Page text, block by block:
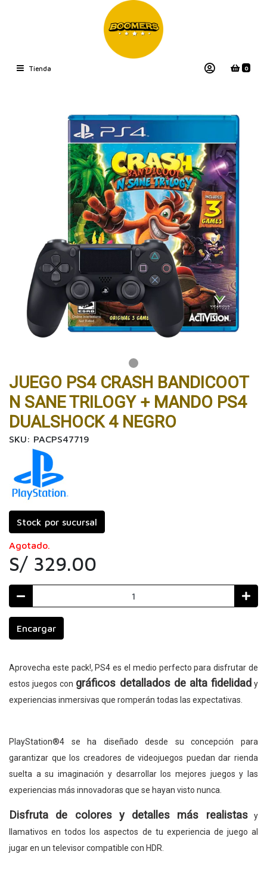
Tienda 0
JUEGO PS4 CRASH BANDICOOT
N SANE TRILOGY + MANDO PS4
DUALSHOCK 4 NEGRO
SKU: PACPS47719
Stock por sucursal
Agotado.
S/ 329.00
Encargar
Aprovecha este pack!, PS4 es el medio perfecto para disfrutar de
estos juegos con gráficos detallados de alta fidelidady
experiencias inmersivas que romperán todas las expectativas.
PlayStation®4 se ha diseñado desde su concepción para
garantizar que los creadores de videojuegos puedan dar rienda
suelta a su imaginación y desarrollar los mejores juegos y las
experiencias más innovadoras que se hayan visto nunca.
Disfruta de colores y detalles más realistasy
llamativos en todos los aspectos de tu experiencia de juego al
jugar en un televisor compatible con HDR.